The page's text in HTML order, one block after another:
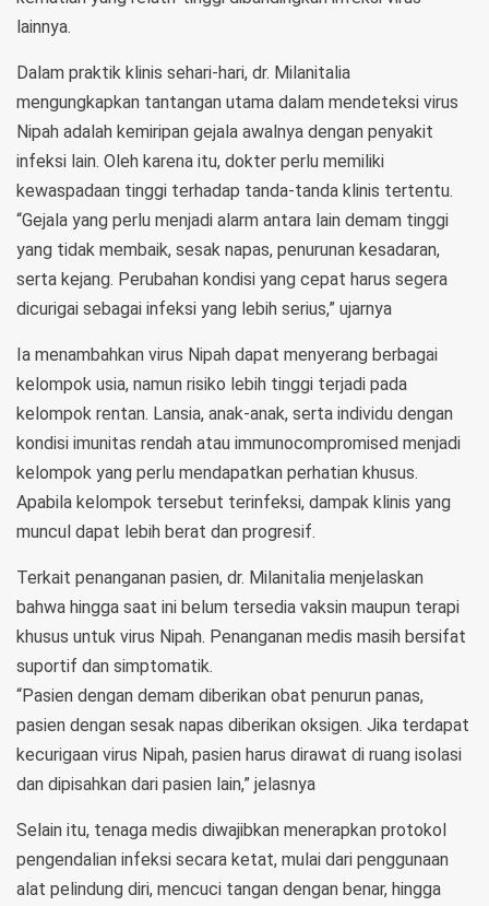
lainnya.
Dalam praktik klinis sehari-hari, dr. Milanitalia
mengungkapkan tantangan utama dalam mendeteksi virus
Nipah adalah kemiripan gejala awalnya dengan penyakit
infeksi lain. Oleh karena itu, dokter perlu memiliki
kewaspadaan tinggi terhadap tanda-tanda klinis tertentu.
“Gejala yang perlu menjadi alarm antara lain demam tinggi
yang tidak membaik, sesak napas, penurunan kesadaran,
serta kejang. Perubahan kondisi yang cepat harus segera
dicurigai sebagai infeksi yang lebih serius,” ujarnya
Ia menambahkan virus Nipah dapat menyerang berbagai
kelompok usia, namun risiko lebih tinggi terjadi pada
kelompok rentan. Lansia, anak-anak, serta individu dengan
kondisi imunitas rendah atau immunocompromised menjadi
kelompok yang perlu mendapatkan perhatian khusus.
Apabila kelompok tersebut terinfeksi, dampak klinis yang
muncul dapat lebih berat dan progresif.
Terkait penanganan pasien, dr. Milanitalia menjelaskan
bahwa hingga saat ini belum tersedia vaksin maupun terapi
khusus untuk virus Nipah. Penanganan medis masih bersifat
suportif dan simptomatik.
“Pasien dengan demam diberikan obat penurun panas,
pasien dengan sesak napas diberikan oksigen. Jika terdapat
kecurigaan virus Nipah, pasien harus dirawat di ruang isolasi
dan dipisahkan dari pasien lain,” jelasnya
Selain itu, tenaga medis diwajibkan menerapkan protokol
pengendalian infeksi secara ketat, mulai dari penggunaan
alat pelindung diri, mencuci tangan dengan benar, hingga